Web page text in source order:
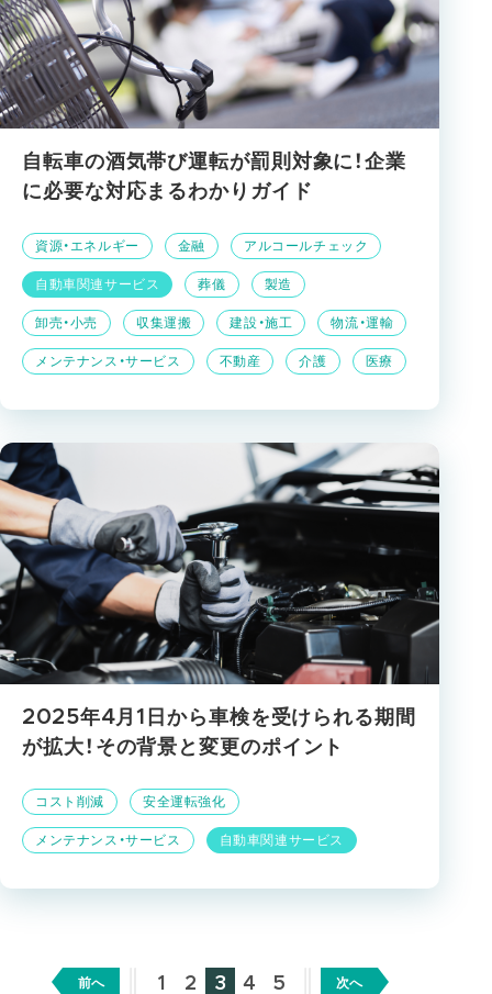
自転車の酒気帯び運転が罰則対象に！企業
に必要な対応まるわかりガイド
メンテナンス・サービス 不動産 介護 医療
卸売・小売 収集運搬 建設・施工 物流・運輸
自動車関連サービス 葬儀 製造
資源・エネルギー 金融 アルコールチェック
2025年4月1日から車検を受けられる期間
が拡大！その背景と変更のポイント
メンテナンス・サービス 自動車関連サービス
コスト削減 安全運転強化
前へ 1 2 3 4 5 次へ